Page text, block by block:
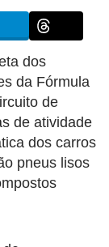
dos
da Fórmula
de
de atividade
dos carros
pneus lisos